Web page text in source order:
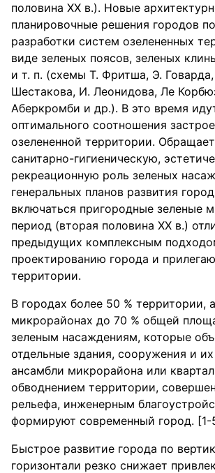
половина XX в.). Новые
планировочные решения городов
разработки систем озелененных
виде зеленых поясов, зеленых
и т. п. (схемы Т. Фритша, Э.
Шестакова, И. Леонидова, Ле
Аберкромби и др.). В это время
оптимального соотношения
озелененной территории.
санитарно-гигиеническую,
рекреационную роль зеленых
генеральных планов развития
включаться пригородные зеленые
период (вторая половина XX в.)
предыдущих комплексным
проектированию города и
территории.
В городах более 50 % территории,
микрорайонах до 70 % общей
зеленым насаждениям, которые
отдельные здания, сооружения и
ансамбли микрорайона или
обводнением территории,
рельефа, инженерным
формируют современный город. [1-
Быстрое развитие города по
горизонтали резко снижает